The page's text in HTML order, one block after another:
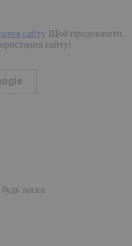
сайту Щоб продовжити,
сайту!
ласка